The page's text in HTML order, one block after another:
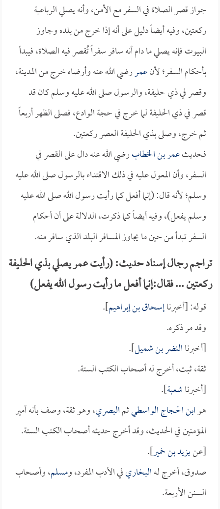
جواز قصر الصلاة في السفر مع الأمن، وأنه يصلي الرباعية
ركعتين، وفيه أيضاً دليل على أنه إذا خرج من بلده وجاوز
البيوت فإنه يصلي ما دام أنه سافر سفراً تُقصر فيه الصلاة، فيبدأ
بأحكام السفر؛ لأنعمررضي الله عنه وأرضاه خرج من المدينة،
وقصر في ذي حليفة، والرسول صلى الله عليه وسلم كان قد
قصر في ذي الحليفة لما خرج في حجة الوادع، فصلى الظهر أربعاً
ثم خرج، وصلى بذي الحليفة العصر ركعتين.
فحديثعمر بن الخطابرضي الله عنه دال على القصر في
السفر، وأن المعول عليه في ذلك الاقتداء بالرسول صلى الله عليه
وسلم؛ لأنه قال: (إنما أفعل كما رأيت رسول الله صلى الله عليه
وسلم يفعل)، وفيه أيضاً كما ذكرت، الدلالة على أن أحكام
السفر تبدأ من حين ما يجاوز المسافر البلد الذي سافر منه.
تراجم رجال إسناد حديث: (رأيت عمر يصلي بذي الحليفة
ركعتين ... فقال:إنما أفعل ما رأيت رسول الله يفعل)
قوله: [أخبرناإسحاق بن إبراهيم].
وقد مر ذكره.
[أخبرناالنضر بن شميل].
ثقة، ثبت، أخرج له أصحاب الكتب الستة.
[أخبرناشعبة].
هوابن الحجاج الواسطيثمالبصري، وهو ثقة، وصف بأنه أمير
المؤمنين في الحديث، وقد أخرج حديثه أصحاب الكتب الستة.
[عنيزيد بن خمير].
صدوق، أخرج لهالبخاريفي الأدب المفرد، ومسلم، وأصحاب
السنن الأربعة.